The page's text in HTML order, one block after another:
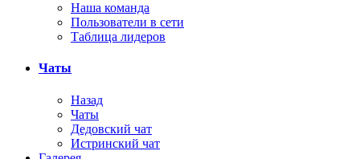
Наша команда
Пользователи в сети
Таблица лидеров
Чаты
Назад
Чаты
Дедовский чат
Истринский чат